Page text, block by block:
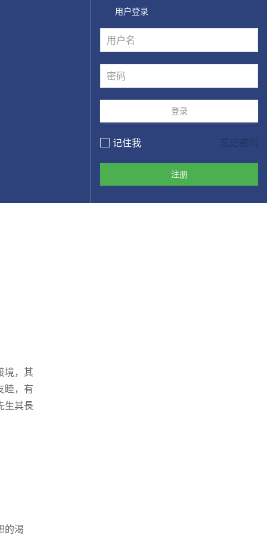
用户登录
登录
记住我 忘记密码
注册
境，其
睦，有
生其長
的渴